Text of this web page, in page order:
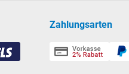
Edelstahl
Zahlungsarten